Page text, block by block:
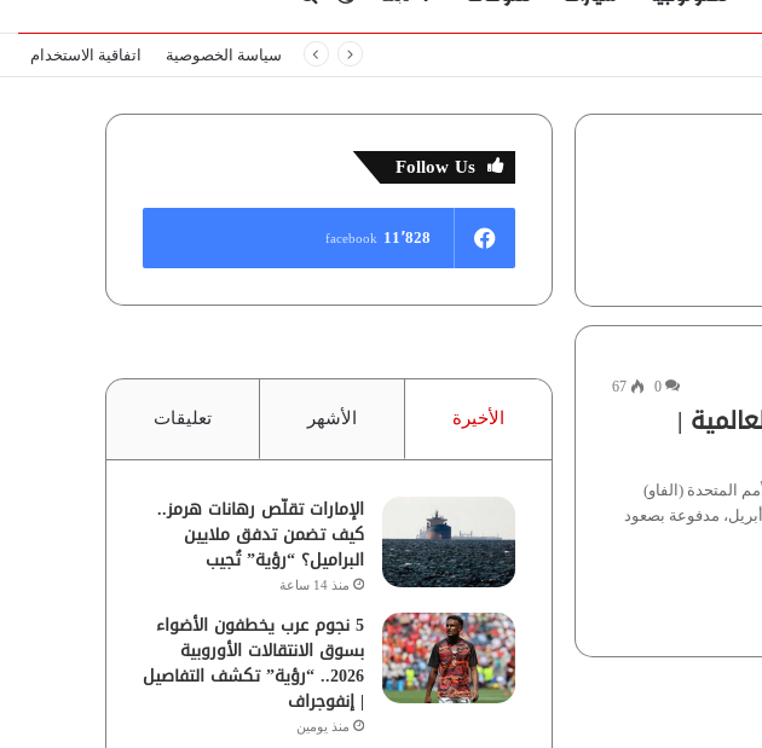
عنالمظلم
سياسة الخصوصية اتفاقية الاستخدام
0
67
|
المتحدة (الفاو)
أبريل، مدفوعة بصعود
Follow Us
11٬828 facebook
الأخيرة الأشهر تعليقات
الإمارات تقلّص رهانات هرمز..
كيف تضمن تدفق ملايين
البراميل؟ “رؤية” تُجيب
منذ 14 ساعة
5 نجوم عرب يخطفون الأضواء
بسوق الانتقالات الأوروبية
2026.. “رؤية” تكشف التفاصيل
| إنفوجراف
منذ يومين